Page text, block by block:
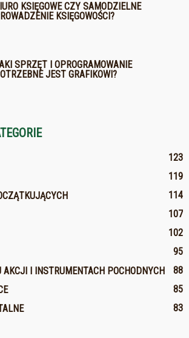
KSIĘGOWE CZY SAMODZIELNE
KSIĘGOWOŚCI?
SPRZĘT I OPROGRAMOWANIE
JEST GRAFIKOWI?
123
119
114
107
102
95
AKCJI I INSTRUMENTACH POCHODNYCH
88
85
83